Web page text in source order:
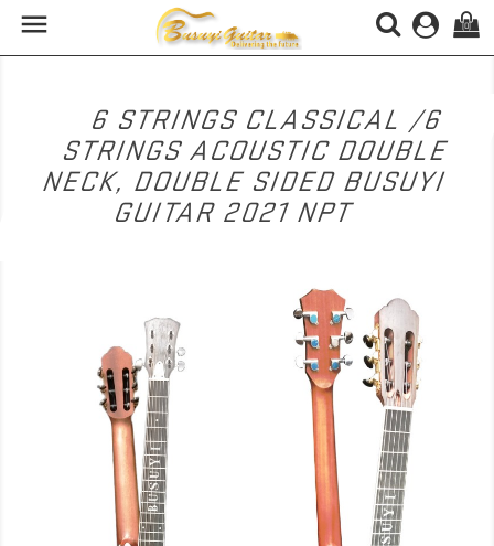
 (0)
6 STRINGS CLASSICAL /6
STRINGS ACOUSTIC DOUBLE
NECK, DOUBLE SIDED BUSUYI
GUITAR 2021 NPT